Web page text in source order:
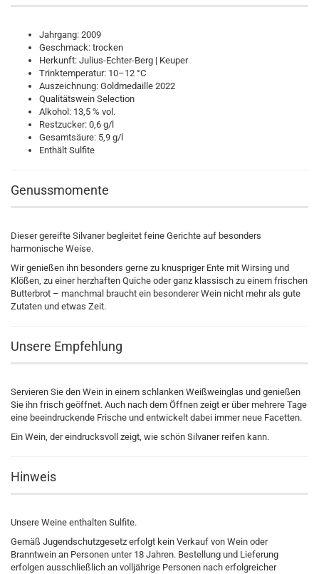
Jahrgang: 2009
Geschmack: trocken
Herkunft: Julius-Echter-Berg | Keuper
Trinktemperatur: 10–12 °C
Auszeichnung: Goldmedaille 2022
Qualitätswein Selection
Alkohol: 13,5 % vol.
Restzucker: 0,6 g/l
Gesamtsäure: 5,9 g/l
Enthält Sulfite
Genussmomente
Dieser gereifte Silvaner begleitet feine Gerichte auf besonders
harmonische Weise.
Wir genießen ihn besonders gerne zu knuspriger Ente mit Wirsing und
Klößen, zu einer herzhaften Quiche oder ganz klassisch zu einem frischen
Butterbrot – manchmal braucht ein besonderer Wein nicht mehr als gute
Zutaten und etwas Zeit.
Unsere Empfehlung
Servieren Sie den Wein in einem schlanken Weißweinglas und genießen
Sie ihn frisch geöffnet. Auch nach dem Öffnen zeigt er über mehrere Tage
eine beeindruckende Frische und entwickelt dabei immer neue Facetten.
Ein Wein, der eindrucksvoll zeigt, wie schön Silvaner reifen kann.
Hinweis
Unsere Weine enthalten Sulfite.
Gemäß Jugendschutzgesetz erfolgt kein Verkauf von Wein oder
Branntwein an Personen unter 18 Jahren. Bestellung und Lieferung
erfolgen ausschließlich an volljährige Personen nach erfolgreicher